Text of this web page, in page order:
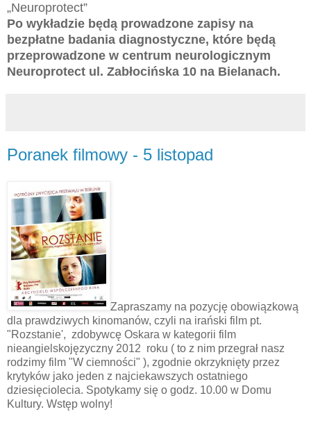
„Neuroprotect”
Po wykładzie będą prowadzone zapisy na
bezpłatne badania diagnostyczne, które będą
przeprowadzone w centrum neurologicznym
Neuroprotect ul. Zabłocińska 10 na Bielanach.
Poranek filmowy - 5 listopad
Zapraszamy na pozycję obowiązkową
dla prawdziwych kinomanów, czyli na irański film pt.
"Rozstanie', zdobywcę Oskara w kategorii film
nieangielskojęzyczny 2012 roku ( to z nim przegrał nasz
rodzimy film "W ciemności" ), zgodnie okrzyknięty przez
krytyków jako jeden z najciekawszych ostatniego
dziesięciolecia. Spotykamy się o godz. 10.00 w Domu
Kultury. Wstęp wolny!